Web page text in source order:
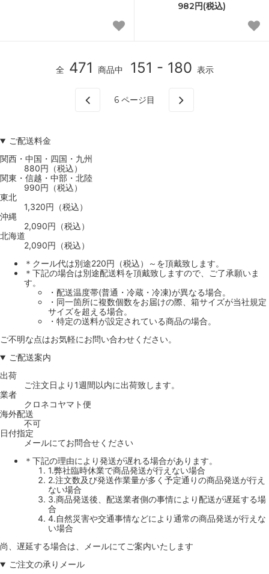
982円(税込)
全 471 商品中 151 - 180 表示
6 ページ目
ご配送料金
関西・中国・四国・九州
880円（税込）
関東・信越・中部・北陸
990円（税込）
東北
1,320円（税込）
沖縄
2,090円（税込）
北海道
2,090円（税込）
＊クール代は別途220円（税込）～を頂戴致します。
＊下記の場合は別途配送料を頂戴致しますので、ご了承願いま
す。
・配送温度帯(普通・冷蔵・冷凍)が異なる場合。
・同一箇所に複数個数をお届けの際、箱サイズが当社規定
サイズを超える場合。
・特定の送料が設定されている商品の場合。
ご不明な点はお気軽にお問い合わせください。
ご配送案内
出荷
ご注文日より1週間以内に出荷致します。
業者
クロネコヤマト便
海外配送
不可
日付指定
メールにてお問合せください
＊下記の理由により発送が遅れる場合があります。
1.弊社臨時休業で商品発送が行えない場合
2.注文数及び発送作業量が多く予定通りの商品発送が行え
ない場合
3.商品発送後、配送業者側の事情により配送が遅延する場
合
4.自然災害や交通事情などにより通常の商品発送が行えな
い場合
尚、遅延する場合は、メールにてご案内いたします
ご注文の承りメール